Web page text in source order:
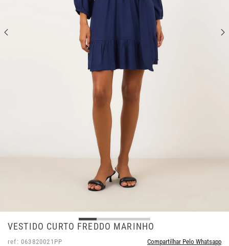
VESTIDO CURTO FREDDO MARINHO
ref: 063820021PP Compartilhar Pelo Whatsapp